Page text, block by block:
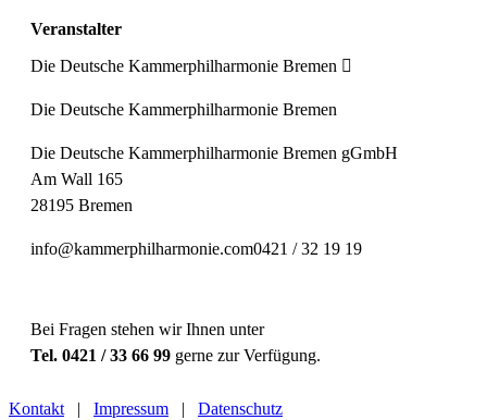
Veranstalter
Die Deutsche Kammerphilharmonie Bremen
Die Deutsche Kammerphilharmonie Bremen
Die Deutsche Kammerphilharmonie Bremen gGmbH
Am Wall 165
28195 Bremen
info@kammerphilharmonie.com0421 / 32 19 19
Bei Fragen stehen wir Ihnen unter
Tel. 0421 / 33 66 99 gerne zur Verfügung.
Kontakt | Impressum | Datenschutz